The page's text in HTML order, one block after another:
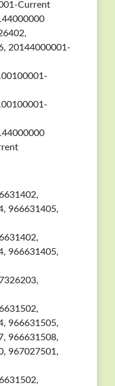
Current
20144000001-
966631405,
966631405,
966631505,
966631508,
967027501,